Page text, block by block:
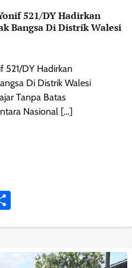
521/DY Hadirkan
Bangsa Di Distrik Walesi
521/DY Hadirkan
Di Distrik Walesi
Tanpa Batas
Nasional […]